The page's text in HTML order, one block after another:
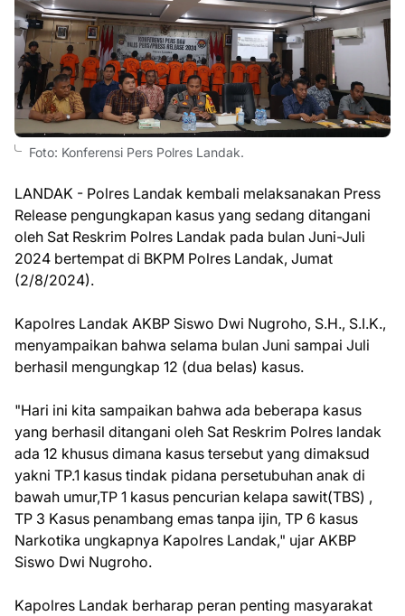
Foto: Konferensi Pers Polres Landak.
LANDAK - Polres Landak kembali melaksanakan Press
Release pengungkapan kasus yang sedang ditangani
oleh Sat Reskrim Polres Landak pada bulan Juni-Juli
2024 bertempat di BKPM Polres Landak, Jumat
(2/8/2024).
Kapolres Landak AKBP Siswo Dwi Nugroho, S.H., S.I.K.,
menyampaikan bahwa selama bulan Juni sampai Juli
berhasil mengungkap 12 (dua belas) kasus.
"Hari ini kita sampaikan bahwa ada beberapa kasus
yang berhasil ditangani oleh Sat Reskrim Polres landak
ada 12 khusus dimana kasus tersebut yang dimaksud
yakni TP.1 kasus tindak pidana persetubuhan anak di
bawah umur,TP 1 kasus pencurian kelapa sawit(TBS) ,
TP 3 Kasus penambang emas tanpa ijin, TP 6 kasus
Narkotika ungkapnya Kapolres Landak," ujar AKBP
Siswo Dwi Nugroho.
Kapolres Landak berharap peran penting masyarakat